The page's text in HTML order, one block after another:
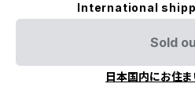
International
Sold
日本国内にお住